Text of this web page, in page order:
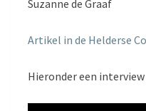
Suzanne de Graaf
Artikel in de Helderse
Hieronder een